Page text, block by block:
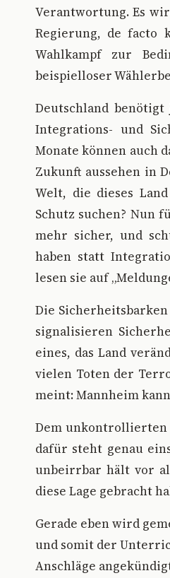
Verantwortung. Es
Regierung, de facto
Wahlkampf zur
beispielloser
Deutschland
Integrations- und
Monate können auch
Zukunft aussehen in
Welt, die dieses
Schutz suchen? Nun
mehr sicher, und
haben statt
lesen sie auf
Die
signalisieren
eines, das Land
vielen Toten der
meint: Mannheim
Dem unkontrollierten
dafür steht genau
unbeirrbar hält vor
diese Lage gebracht
Gerade eben wird
und somit der
Anschläge